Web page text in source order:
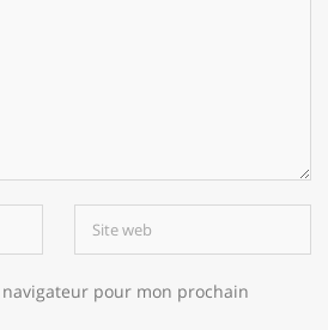
pour mon prochain